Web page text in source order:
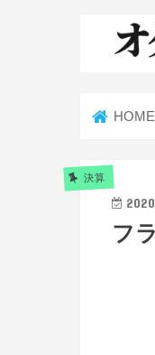
HOME
決算
フ